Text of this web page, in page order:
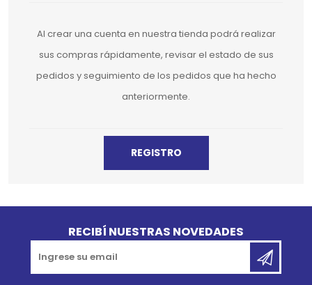
Al crear una cuenta en nuestra tienda podrá realizar
sus compras rápidamente, revisar el estado de sus
pedidos y seguimiento de los pedidos que ha hecho
anteriormente.
RECIBÍ NUESTRAS NOVEDADES